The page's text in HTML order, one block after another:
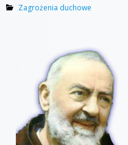
Zagrożenia duchowe